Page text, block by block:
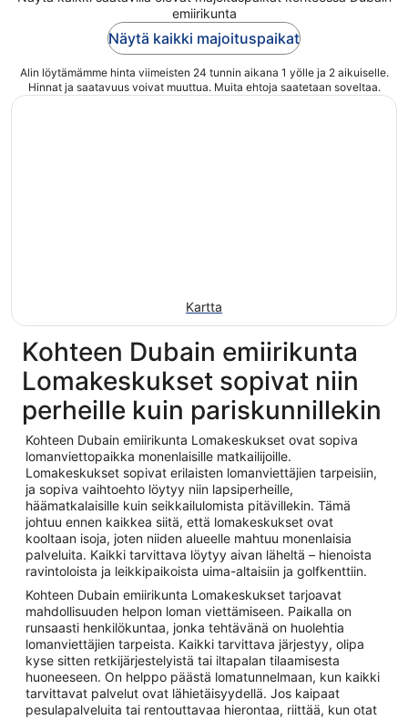
emiirikunta
Näytä kaikki majoituspaikat
Alin löytämämme hinta viimeisten 24 tunnin aikana 1 yölle ja 2 aikuiselle.
Hinnat ja saatavuus voivat muuttua. Muita ehtoja saatetaan soveltaa.
Kartta
Kohteen Dubain emiirikunta
Lomakeskukset sopivat niin
perheille kuin pariskunnillekin
Kohteen Dubain emiirikunta Lomakeskukset ovat sopiva
lomanviettopaikka monenlaisille matkailijoille.
Lomakeskukset sopivat erilaisten lomanviettäjien tarpeisiin,
ja sopiva vaihtoehto löytyy niin lapsiperheille,
häämatkalaisille kuin seikkailulomista pitävillekin. Tämä
johtuu ennen kaikkea siitä, että lomakeskukset ovat
kooltaan isoja, joten niiden alueelle mahtuu monenlaisia
palveluita. Kaikki tarvittava löytyy aivan läheltä – hienoista
ravintoloista ja leikkipaikoista uima-altaisiin ja golfkenttiin.
Kohteen Dubain emiirikunta Lomakeskukset tarjoavat
mahdollisuuden helpon loman viettämiseen. Paikalla on
runsaasti henkilökuntaa, jonka tehtävänä on huolehtia
lomanviettäjien tarpeista. Kaikki tarvittava järjestyy, olipa
kyse sitten retkijärjestelyistä tai iltapalan tilaamisesta
huoneeseen. On helppo päästä lomatunnelmaan, kun kaikki
tarvittavat palvelut ovat lähietäisyydellä. Jos kaipaat
pesulapalveluita tai rentouttavaa hierontaa, riittää, kun otat